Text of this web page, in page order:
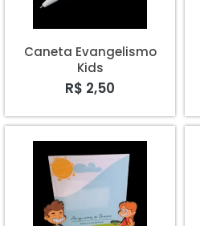
Caneta Evangelismo
Kids
R$ 2,50